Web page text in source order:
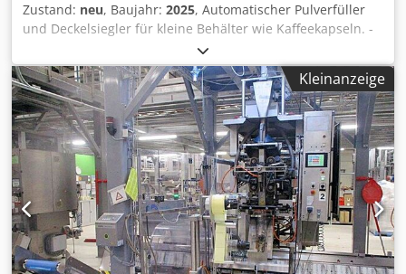
Zustand: neu, Baujahr: 2025, Automatischer Pulverfüller
und Deckelsiegler für kleine Behälter wie Kaffeekapseln. -
Geeignet für das Abfüllen pulveriger Produkte (Kaffee,
Kaffeemischungen, Trink-Schokolade, Milchpulver, usw.) in
verschiedene kapselförmige Behältergrößen/-formen (z.B.
Nespresso, K-Cup, Lavazza, Tassimo, Bellissimo, mit/ohne
Filter, usw.) und anschließender Verschließung.
Automatisches Befüllen und Dosierern mittels
Schneckendosierer. UV-Sterilisationssystem, Ionisator und
Staubabsaugsystem für Muldenformate inklusive.
Automatische Folienzufuhr und zweifache Heißsiegelung
des Deckels. - Spezifikationen: max. Geschwindigkeit im
Leerlauf: 55 Becher/Minute; Füllbereich: 0-20g;
Füllgenauigkeit: +/- 0,15g; Fassungsvermögen des
Kleinanzeige